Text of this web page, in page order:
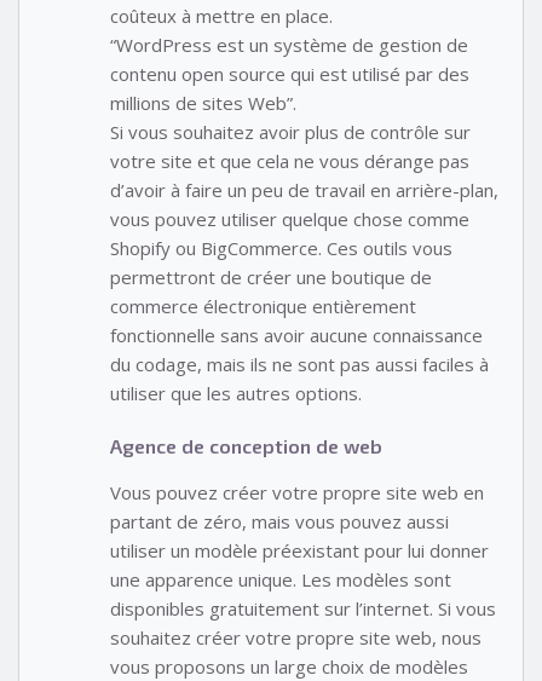
coûteux à mettre en place.
“WordPress est un système de gestion de
contenu open source qui est utilisé par des
millions de sites Web”.
Si vous souhaitez avoir plus de contrôle sur
votre site et que cela ne vous dérange pas
d’avoir à faire un peu de travail en arrière-plan,
vous pouvez utiliser quelque chose comme
Shopify ou BigCommerce. Ces outils vous
permettront de créer une boutique de
commerce électronique entièrement
fonctionnelle sans avoir aucune connaissance
du codage, mais ils ne sont pas aussi faciles à
utiliser que les autres options.
Agence de conception de web
Vous pouvez créer votre propre site web en
partant de zéro, mais vous pouvez aussi
utiliser un modèle préexistant pour lui donner
une apparence unique. Les modèles sont
disponibles gratuitement sur l’internet. Si vous
souhaitez créer votre propre site web, nous
vous proposons un large choix de modèles